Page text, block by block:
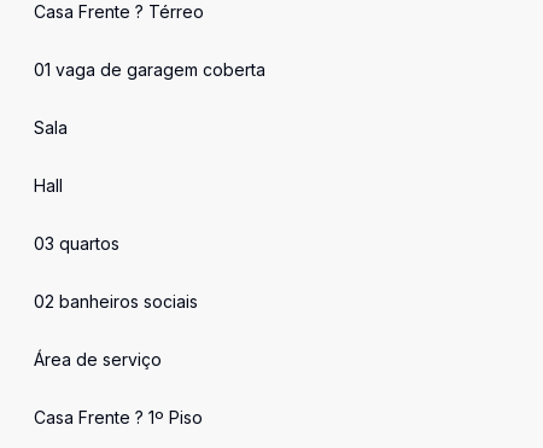
Casa Frente ? Térreo
01 vaga de garagem coberta
Sala
Hall
03 quartos
02 banheiros sociais
Área de serviço
Casa Frente ? 1º Piso